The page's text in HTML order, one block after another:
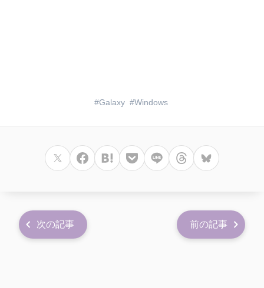
Galaxy Windows
次の記事 前の記事